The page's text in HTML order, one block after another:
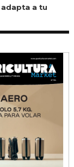
adapta a tu